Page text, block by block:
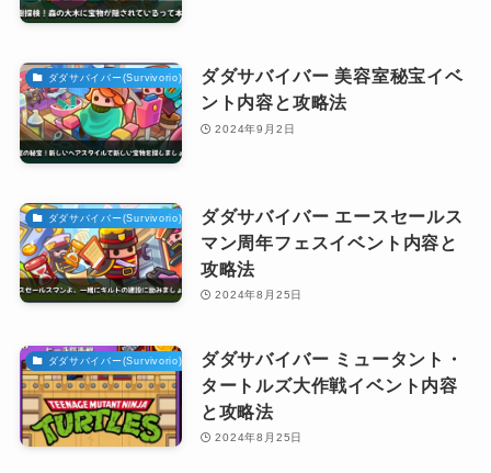
ダダサバイバー(Survivorio)攻略ダダサバイバー 美容室秘宝イベ
ント内容と攻略法
2024年9月2日
ダダサバイバー(Survivorio)攻略ダダサバイバー エースセールス
マン周年フェスイベント内容と
攻略法
2024年8月25日
ダダサバイバー(Survivorio)攻略ダダサバイバー ミュータント・
タートルズ大作戦イベント内容
と攻略法
2024年8月25日